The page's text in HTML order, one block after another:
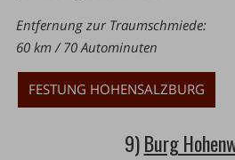
Entfernung zur Traumschmiede:
60 km / 70 Autominuten
FESTUNG HOHENSALZBURG
9)Burg